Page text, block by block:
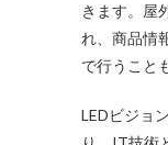
きます。屋
れ、商品情
で行うこと
LEDビジョ